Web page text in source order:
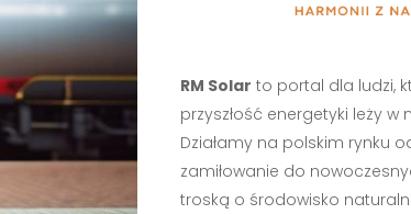
RM Solar to portal dla ludzi,
przyszłość energetyki leży w
Działamy na polskim rynku
zamiłowanie do
troską o środowisko